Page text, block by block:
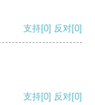
支持[0] 反对[0]
支持[0] 反对[0]